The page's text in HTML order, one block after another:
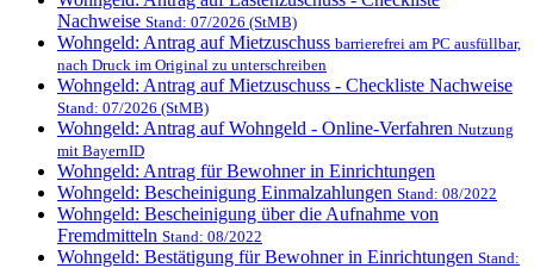
Nachweise Stand: 07/2026 (StMB)
Wohngeld: Antrag auf Mietzuschuss barrierefrei am PC ausfüllbar,
nach Druck im Original zu unterschreiben
Wohngeld: Antrag auf Mietzuschuss - Checkliste Nachweise
Stand: 07/2026 (StMB)
Wohngeld: Antrag auf Wohngeld - Online-Verfahren Nutzung
mit BayernID
Wohngeld: Antrag für Bewohner in Einrichtungen
Wohngeld: Bescheinigung Einmalzahlungen Stand: 08/2022
Wohngeld: Bescheinigung über die Aufnahme von
Fremdmitteln Stand: 08/2022
Wohngeld: Bestätigung für Bewohner in Einrichtungen Stand: